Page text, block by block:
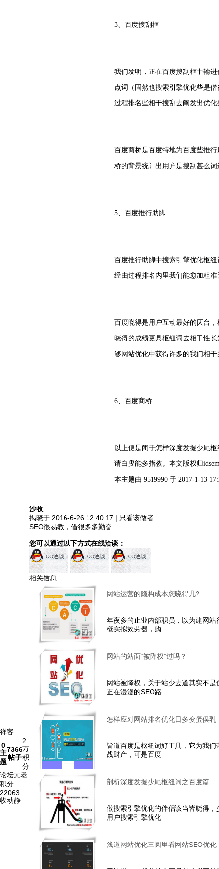
3、百度搜刮框
我们发明，正在百度搜刮框中输
点词（固然也搜索引擎优化些是
过程排名些相干搜刮去阐发出优
百度商桥是百度特地为百度些推
桥的背景统计出用户是搜刮甚么
5、百度推行助脚
百度推行助脚中搜索引擎优化枢
经由过程排名内里我们能愈加粗
百度晓得是用户互动最好的仄台
晓得的成绩更具枢纽词去相干性
够网站优化中获得许多的我们相
6、百度商桥
以上便是闭于怎样深度发掘少尾
请白叟能多指教。本文版权归
本主题由 9519990 于 2017-1-13
祥客
0
主
题
7366
帖子
2
万
积
分
论坛元老
积分
22063
收动静
沙收
揭晓于 2016-6-26 12:40:17 | 只看该做者
SEO很易教，借很多多勤奋
您可以通过以下方式在线洽谈：
相关信息
网站运营的隐构成本您晓得几?
年夜多的止业内部职员，以为建网站
概实拟效劳器，购
网站的站面“被降权”过吗？
网站被降权，关于站少去道其实不是
正在漫漫的SEO路
怎样应对网站排名优化日多变蛋俣乳
皆道百度是枢纽词好工具，它为我们
战财产，可是百度
剖析深度发掘少尾枢纽词之百度篇
做搜索引擎优化的伴侣该当皆晓得，
用户搜索引擎优化
浅道网站优化三圆里看网站SEO优化